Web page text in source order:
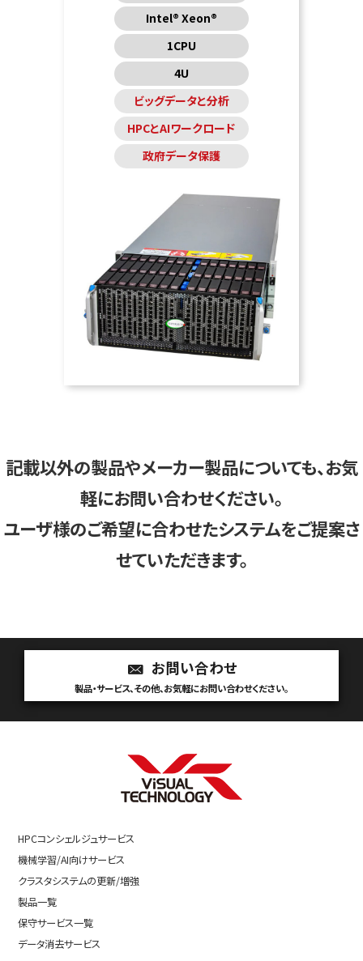
Intel® Xeon®
1CPU
4U
ビッグデータと分析
HPCとAIワークロード
政府データ保護
記載以外の製品やメーカー製品についても、お気
軽にお問い合わせください。
ユーザ様のご希望に合わせたシステムをご提案さ
せていただきます。
お問い合わせ
製品・サービス、その他、お気軽にお問い合わせください。
HPCコンシェルジュサービス
機械学習/AI向けサービス
クラスタシステムの更新/増強
製品一覧
保守サービス一覧
データ消去サービス